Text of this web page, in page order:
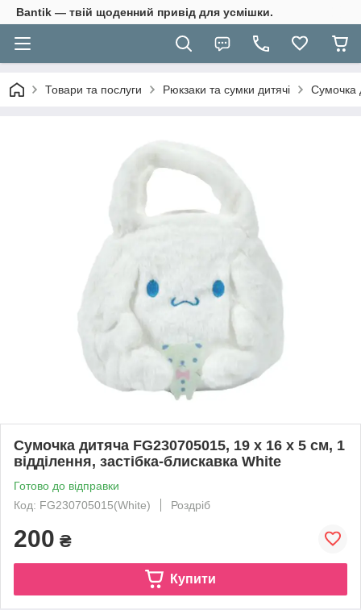
Bantik — твій щоденний привід для усмішки.
Товари та послуги Рюкзаки та сумки дитячі Сумочка
Сумочка дитяча FG230705015, 19 x 16 x 5 см, 1
відділення, застібка-блискавка White
Готово до відправки
Код: FG230705015(White)
Роздріб
200 ₴
Купити